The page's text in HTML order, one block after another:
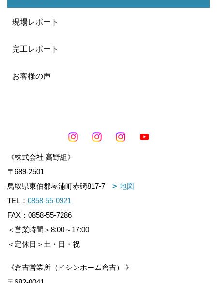
現場レポート
完工レポート
お客様の声
《株式会社 高野組》
〒689-2501
鳥取県東伯郡琴浦町赤碕817-7
地図
TEL： 0858-55-0921
FAX：0858-55-7286
＜営業時間＞8:00～17:00
＜定休日＞土・日・祝
《倉吉営業所（イシンホーム倉吉） 》